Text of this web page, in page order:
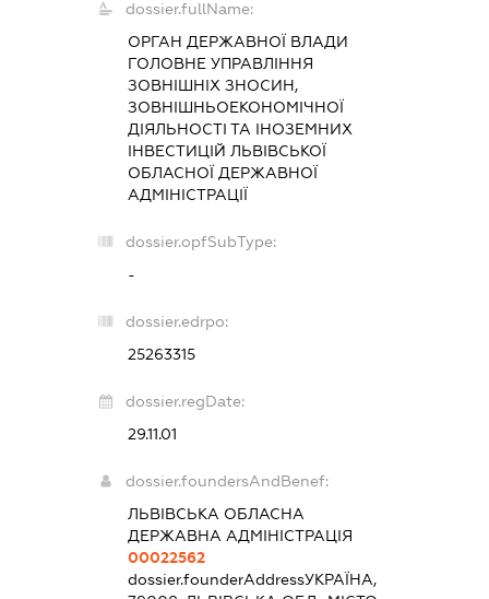
dossier.fullName:
ОРГАН ДЕРЖАВНОЇ ВЛАДИ
ГОЛОВНЕ УПРАВЛІННЯ
ЗОВНІШНІХ ЗНОСИН,
ЗОВНІШНЬОЕКОНОМІЧНОЇ
ДІЯЛЬНОСТІ ТА ІНОЗЕМНИХ
ІНВЕСТИЦІЙ ЛЬВІВСЬКОЇ
ОБЛАСНОЇ ДЕРЖАВНОЇ
АДМІНІСТРАЦІЇ
dossier.opfSubType:
-
dossier.edrpo:
25263315
dossier.regDate:
29.11.01
dossier.foundersAndBenef:
ЛЬВІВСЬКА ОБЛАСНА
ДЕРЖАВНА АДМІНІСТРАЦІЯ
00022562
dossier.founderAddressУКРАЇНА,